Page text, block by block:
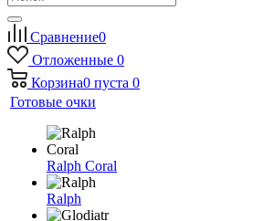
Сравнение0
Отложенные 0
Корзина0 пуста 0
Готовые очки
Ralph Coral
Ralph